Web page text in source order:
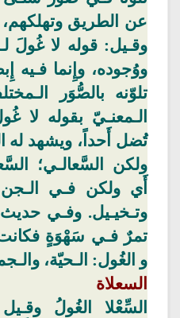
عن الطريق وتهلكهم،
وقـيل: قوله لا غُولَ
ووُجوده، وإِنما فـيه
تلوّنه بالصُّوَر
الـمعنـيّ بقوله لا
تُضل أَحداً، ويشهد له
ولكن
السَّعالـي؛
أَي ولكن فـي
وتـخيـيل. وفـي حديث
تمرٌ فـي سَهْوَةٍ
و الغُول: الـحيّة،
السعلاة
السِّعْلا الغُولُ